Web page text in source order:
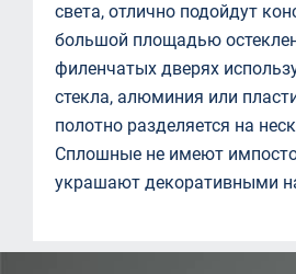
света, отлично подойдут
большой площадью
филенчатых дверях
стекла, алюминия или
полотно разделяется на
Сплошные не имеют
украшают декоративными